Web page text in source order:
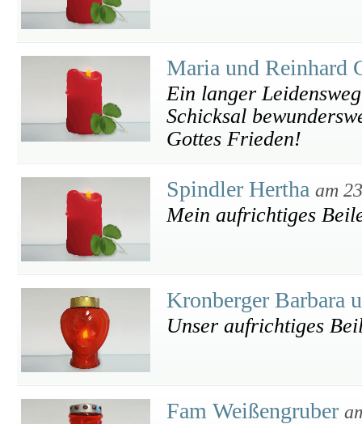
Maria und Reinhard
Ein langer
Schicksal
Gottes Frieden!
Spindler Hertha am
Mein aufrichtiges
Kronberger Barbara
Unser aufrichtiges
Fam Weißengruber